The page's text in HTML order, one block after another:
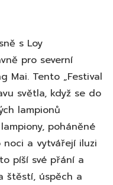
s Loy
pro severní
Mai. Tento „Festival
světla, když se do
lampionů
poháněné
noci a vytvářejí iluzi
píší své přání a
štěstí, úspěch a